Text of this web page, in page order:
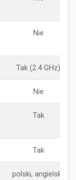
Nie
Tak (2.4 GHz)
Nie
Tak
Tak
polski, angielski,